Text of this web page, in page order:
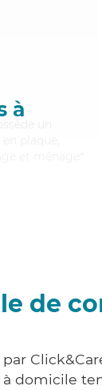
à
un
plaque,
de
domicile